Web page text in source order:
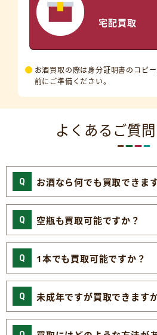
宅配買取
お酒買取の際は身分証明書のコピ
前にご準備ください。
よくあるご質
お酒なら何でも買取できま
空瓶も買取可能ですか？
1本でも買取可能ですか？
未成年ですが買取できます